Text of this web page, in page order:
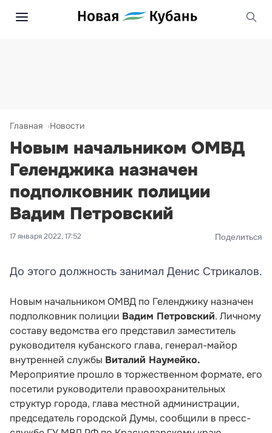
Главная Новости
Новым начальником ОМВД
Геленджика назначен
подполковник полиции
Вадим Петровский
17 января 2022, 17:52 Поделиться
До этого должность занимал Денис Стрикалов.
Новым начальником ОМВД по Геленджику назначен
подполковник полиции Вадим Петровский. Личному
составу ведомства его представил заместитель
руководителя кубанского глава, генерал-майор
внутренней службы Виталий Наумейко.
Мероприятие прошло в торжественном формате, его
посетили руководители правоохранительных
структур города, глава местной администрации,
председатель городской Думы, сообщили в пресс-